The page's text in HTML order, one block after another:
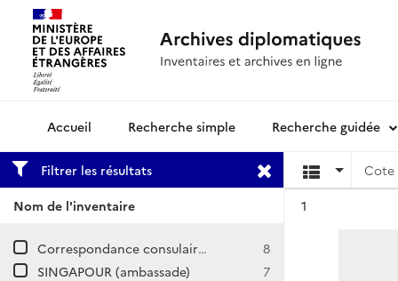
Archives diplomatiquesRecherche simple Recherche guidée
Filtrer les résultats
Nom de l'inventaire
Correspondance consulaire et commerciale / SINGAPOUR
8
SINGAPOUR (ambassade)
7
Cote
1